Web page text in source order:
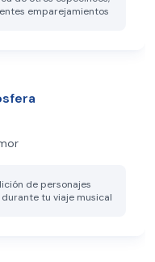
emparejamientos
de personajes
tu viaje musical